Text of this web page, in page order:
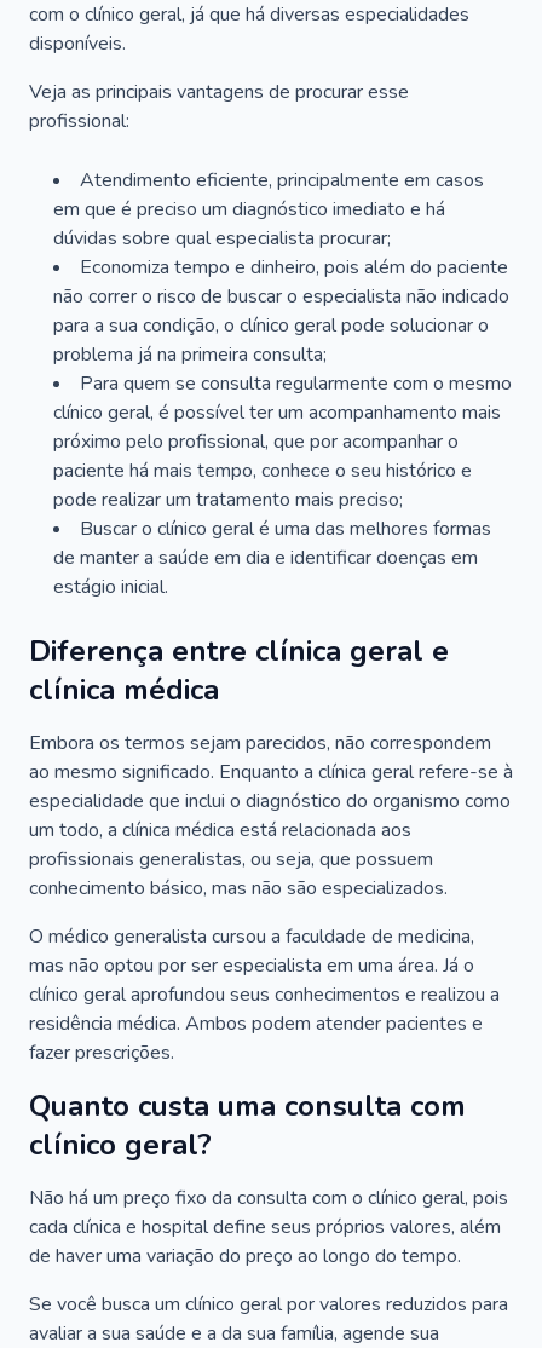
com o clínico geral, já que há diversas especialidades
disponíveis.
Veja as principais vantagens de procurar esse
profissional:
Atendimento eficiente, principalmente em casos
em que é preciso um diagnóstico imediato e há
dúvidas sobre qual especialista procurar;
Economiza tempo e dinheiro, pois além do paciente
não correr o risco de buscar o especialista não indicado
para a sua condição, o clínico geral pode solucionar o
problema já na primeira consulta;
Para quem se consulta regularmente com o mesmo
clínico geral, é possível ter um acompanhamento mais
próximo pelo profissional, que por acompanhar o
paciente há mais tempo, conhece o seu histórico e
pode realizar um tratamento mais preciso;
Buscar o clínico geral é uma das melhores formas
de manter a saúde em dia e identificar doenças em
estágio inicial.
Diferença entre clínica geral e
clínica médica
Embora os termos sejam parecidos, não correspondem
ao mesmo significado. Enquanto a clínica geral refere-se à
especialidade que inclui o diagnóstico do organismo como
um todo, a clínica médica está relacionada aos
profissionais generalistas, ou seja, que possuem
conhecimento básico, mas não são especializados.
O médico generalista cursou a faculdade de medicina,
mas não optou por ser especialista em uma área. Já o
clínico geral aprofundou seus conhecimentos e realizou a
residência médica. Ambos podem atender pacientes e
fazer prescrições.
Quanto custa uma consulta com
clínico geral?
Não há um preço fixo da consulta com o clínico geral, pois
cada clínica e hospital define seus próprios valores, além
de haver uma variação do preço ao longo do tempo.
Se você busca um clínico geral por valores reduzidos para
avaliar a sua saúde e a da sua família, agende sua